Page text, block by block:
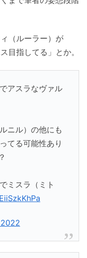
（ルーラー）が
目指してる」とか。
アスラなヴァル
ニル）の他にも
てる可能性あり
ミスラ（ミト